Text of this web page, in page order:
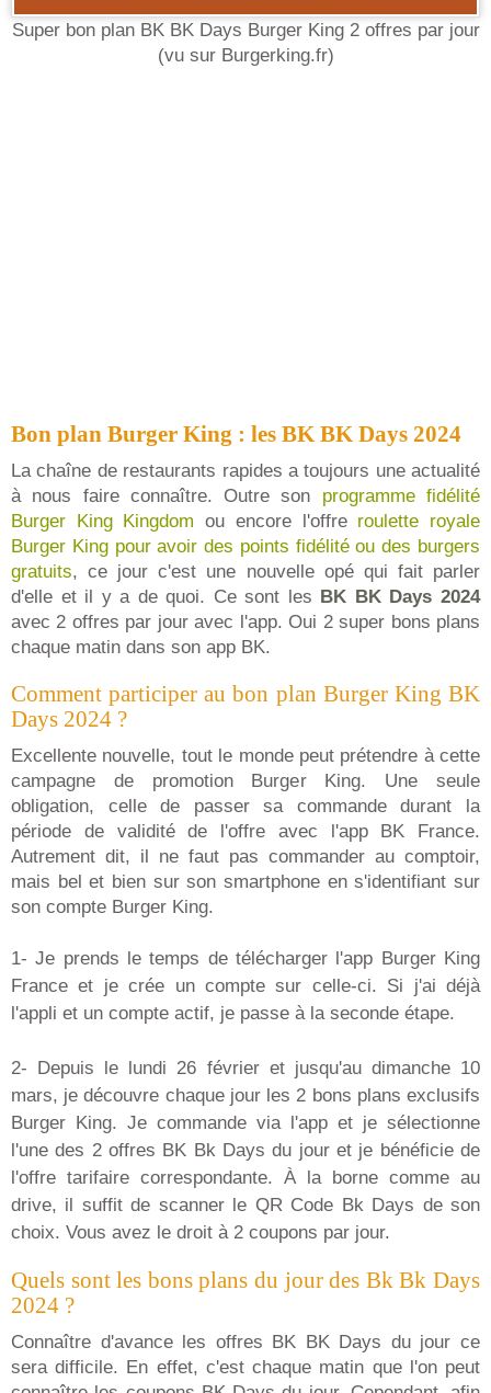
Super bon plan BK BK Days Burger King 2 offres par jour
(vu sur Burgerking.fr)
Bon plan Burger King : les BK BK Days 2024
La chaîne de restaurants rapides a toujours une actualité
à nous faire connaître. Outre son programme fidélité
Burger King Kingdom ou encore l'offre roulette royale
Burger King pour avoir des points fidélité ou des burgers
gratuits, ce jour c'est une nouvelle opé qui fait parler
d'elle et il y a de quoi. Ce sont les BK BK Days 2024
avec 2 offres par jour avec l'app. Oui 2 super bons plans
chaque matin dans son app BK.
Comment participer au bon plan Burger King BK
Days 2024 ?
Excellente nouvelle, tout le monde peut prétendre à cette
campagne de promotion Burger King. Une seule
obligation, celle de passer sa commande durant la
période de validité de l'offre avec l'app BK France.
Autrement dit, il ne faut pas commander au comptoir,
mais bel et bien sur son smartphone en s'identifiant sur
son compte Burger King.
1- Je prends le temps de télécharger l'app Burger King
France et je crée un compte sur celle-ci. Si j'ai déjà
l'appli et un compte actif, je passe à la seconde étape.
2- Depuis le lundi 26 février et jusqu'au dimanche 10
mars, je découvre chaque jour les 2 bons plans exclusifs
Burger King. Je commande via l'app et je sélectionne
l'une des 2 offres BK Bk Days du jour et je bénéficie de
l'offre tarifaire correspondante. À la borne comme au
drive, il suffit de scanner le QR Code Bk Days de son
choix. Vous avez le droit à 2 coupons par jour.
Quels sont les bons plans du jour des Bk Bk Days
2024 ?
Connaître d'avance les offres BK BK Days du jour ce
sera difficile. En effet, c'est chaque matin que l'on peut